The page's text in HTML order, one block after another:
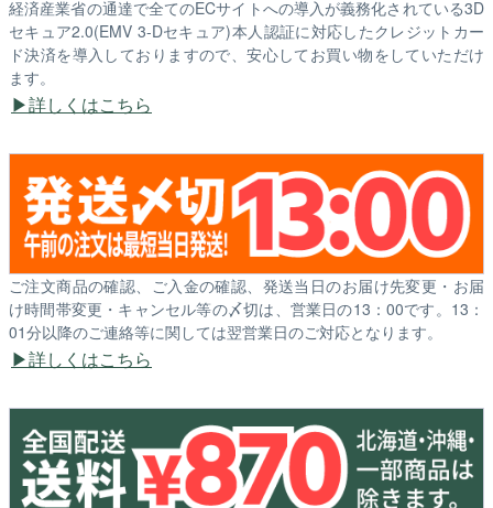
経済産業省の通達で全てのECサイトへの導入が義務化されている3D
セキュア2.0(EMV 3-Dセキュア)本人認証に対応したクレジットカー
ド決済を導入しておりますので、安心してお買い物をしていただけ
ます。
詳しくはこちら
ご注文商品の確認、ご入金の確認、発送当日のお届け先変更・お届
け時間帯変更・キャンセル等の〆切は、営業日の13：00です。13：
01分以降のご連絡等に関しては翌営業日のご対応となります。
詳しくはこちら